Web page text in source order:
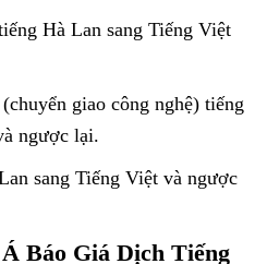
Hà Lan sang Tiếng Việt
giao công nghệ) tiếng
ngược lại.
sang Tiếng Việt và ngược
Báo Giá Dịch Tiếng